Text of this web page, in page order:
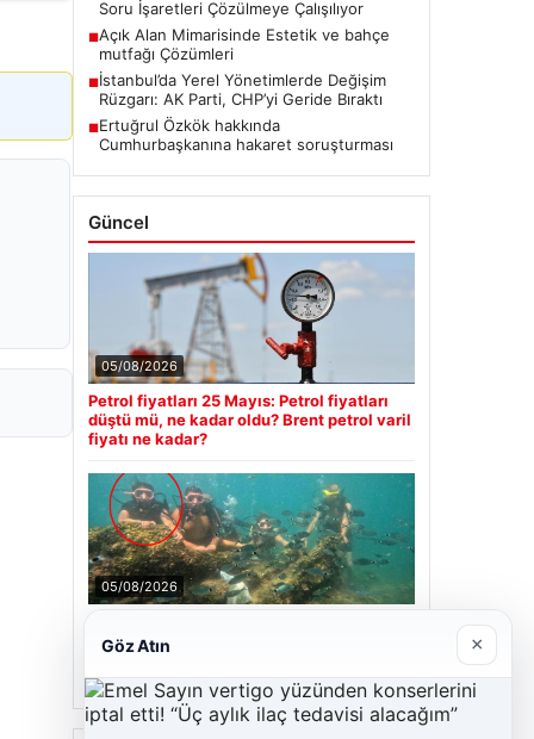
Soru İşaretleri Çözülmeye Çalışılıyor
■Açık Alan Mimarisinde Estetik ve bahçe
mutfağı Çözümleri
■İstanbul’da Yerel Yönetimlerde Değişim
Rüzgarı: AK Parti, CHP’yi Geride Bıraktı
■Ertuğrul Özkök hakkında
Cumhurbaşkanına hakaret soruşturması
Güncel
05/08/2026
Petrol fiyatları 25 Mayıs: Petrol fiyatları
düştü mü, ne kadar oldu? Brent petrol varil
fiyatı ne kadar?
05/08/2026
Ardındaki Soru İşaretleri Çözülmeye
Çalışılıyor
Göz Atın ×